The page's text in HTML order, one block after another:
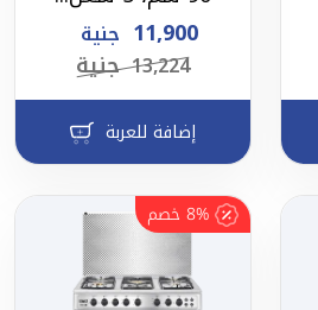
11,900 جنية
13,224 جنية
إضافة للعربة
8% خصم